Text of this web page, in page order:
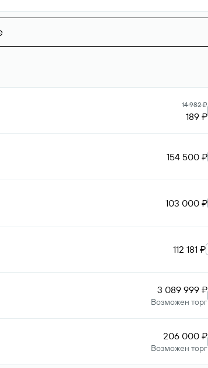
14 982 ₽
189 ₽
154 500 ₽
103 000 ₽
112 181 ₽
3 089 999 ₽
Возможен торг
206 000 ₽
Возможен торг